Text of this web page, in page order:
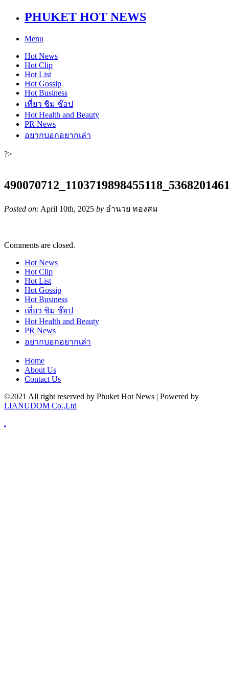
PHUKET HOT NEWS
Menu
Hot News
Hot Clip
Hot List
Hot Gossip
Hot Business
เที่ยว ชิม ช๊อป
Hot Health and Beauty
PR News
อยากบอกอยากเล่า
?>
Posted on: April 10th, 2025 by อำนวย ทองสม
Comments are closed.
Hot News
Hot Clip
Hot List
Hot Gossip
Hot Business
เที่ยว ชิม ช๊อป
Hot Health and Beauty
PR News
อยากบอกอยากเล่า
Home
About Us
Contact Us
©2021 All right reserved by Phuket Hot News | Powered by
LIANUDOM Co.,Ltd
.